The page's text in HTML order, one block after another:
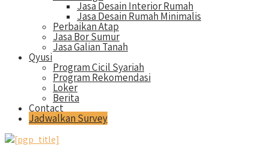
Jasa Desain Interior Rumah
Jasa Desain Rumah Minimalis
Perbaikan Atap
Jasa Bor Sumur
Jasa Galian Tanah
Qyusi
Program Cicil Syariah
Program Rekomendasi
Loker
Berita
Contact
Jadwalkan Survey